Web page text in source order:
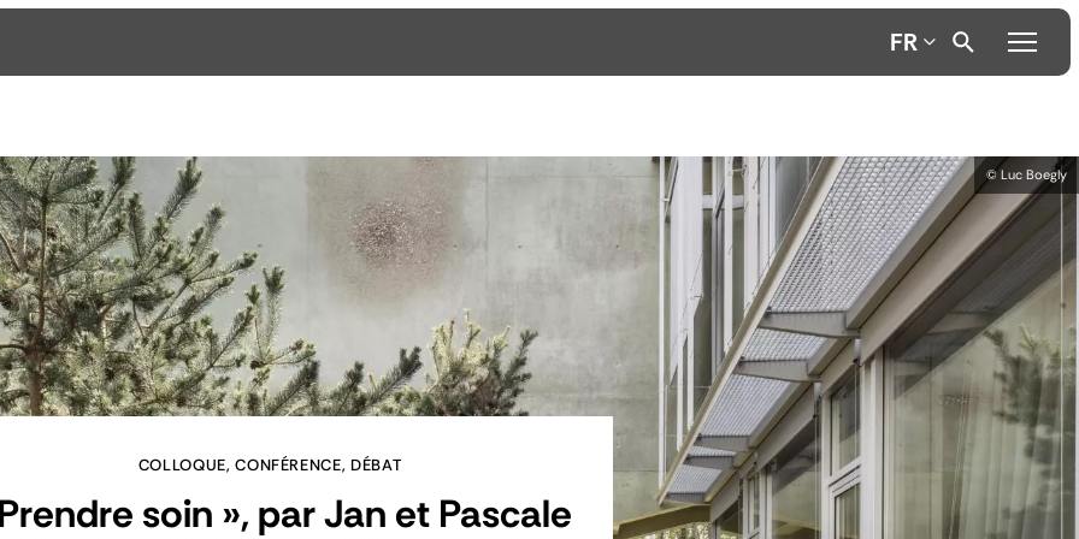
FR
© Luc Boegly
COLLOQUE, CONFÉRENCE, DÉBAT
soin », par Jan et Pascale